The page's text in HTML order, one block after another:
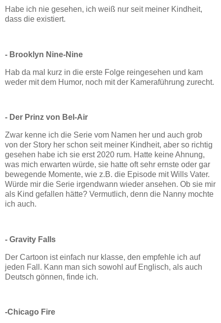
Habe ich nie gesehen, ich weiß nur seit meiner Kindheit,
dass die existiert.
- Brooklyn Nine-Nine
Hab da mal kurz in die erste Folge reingesehen und kam
weder mit dem Humor, noch mit der Kameraführung zurecht.
- Der Prinz von Bel-Air
Zwar kenne ich die Serie vom Namen her und auch grob
von der Story her schon seit meiner Kindheit, aber so richtig
gesehen habe ich sie erst 2020 rum. Hatte keine Ahnung,
was mich erwarten würde, sie hatte oft sehr ernste oder gar
bewegende Momente, wie z.B. die Episode mit Wills Vater.
Würde mir die Serie irgendwann wieder ansehen. Ob sie mir
als Kind gefallen hätte? Vermutlich, denn die Nanny mochte
ich auch.
- Gravity Falls
Der Cartoon ist einfach nur klasse, den empfehle ich auf
jeden Fall. Kann man sich sowohl auf Englisch, als auch
Deutsch gönnen, finde ich.
-Chicago Fire